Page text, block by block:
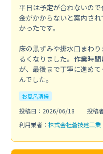
平日は予定が合わないの
金がかからないと案内さ
かったです。
床の黒ずみや排水口まわ
るくなりました。作業時
が、最後まで丁寧に進め
んでした。
お風呂清掃
投稿日：2026/06/18
投稿
利用業者： 株式会社蒼技建工業